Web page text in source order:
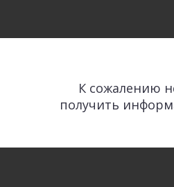
К сожалению
получить